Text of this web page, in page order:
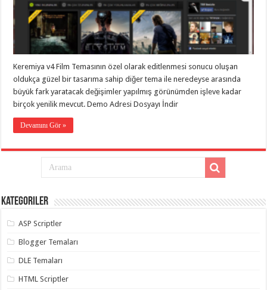
taşımacılık,
gaziantep
evden
taşımacılık ,
gaziantep
evden
taşımacılık,
gaziantep
taşımacılık,
gaziantep
evden
taşımacılık,
asansörlü
taşıma,
evden
taşımacılık,
organizasyon,
organizasyon,
Keremiya v4 Film Temasının özel olarak editlenmesi sonucu oluşan
oldukça güzel bir tasarıma sahip diğer tema ile neredeyse arasında
büyük fark yaratacak değişimler yapılmış görünümden işleve kadar
birçok yenilik mevcut. Demo Adresi Dosyayı İndir
Devamını Gör »
Kategoriler
ASP Scriptler
Blogger Temaları
DLE Temaları
HTML Scriptler